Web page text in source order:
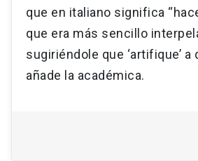
que en italiano significa
que era más sencillo
sugiriéndole que ‘artifique’ a
añade la académica.